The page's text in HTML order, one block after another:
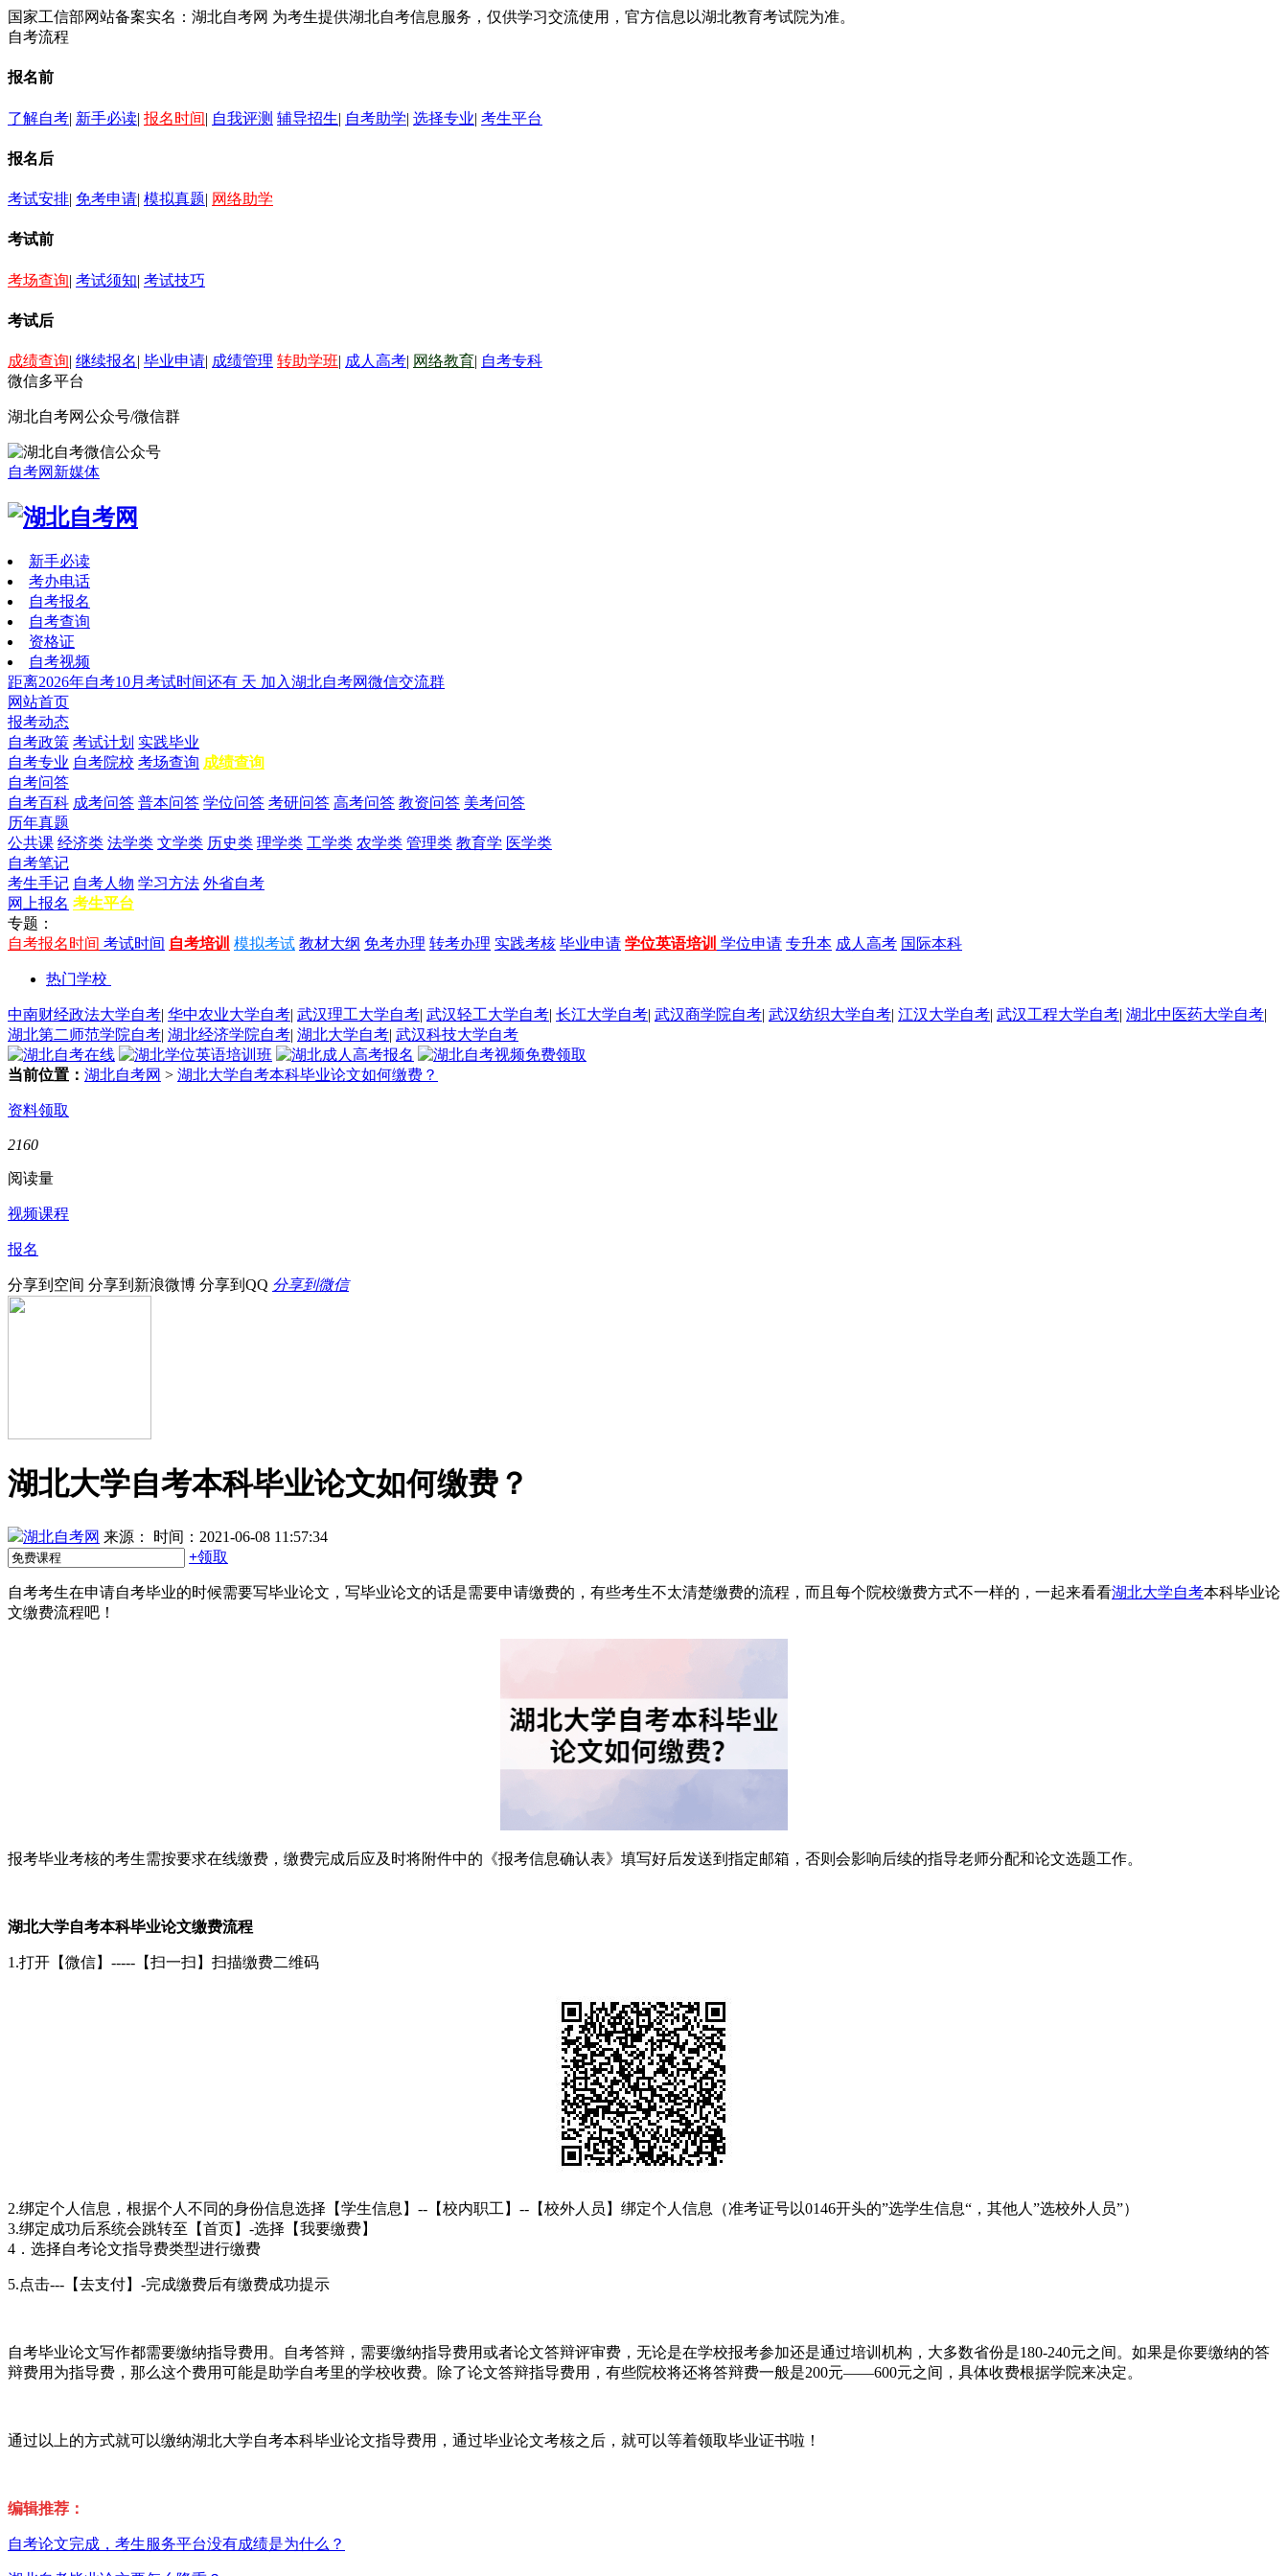
国家工信部网站备案实名：湖北自考网 为考生提供湖北自考信息服务，仅供学习交流使用，官方信息以湖北教育考试院为准。
自考流程
报名前
了解自考| 新手必读| 报名时间| 自我评测 辅导招生| 自考助学| 选择专业| 考生平台
报名后
考试安排| 免考申请| 模拟真题| 网络助学
考试前
考场查询| 考试须知| 考试技巧
考试后
成绩查询| 继续报名| 毕业申请| 成绩管理 转助学班| 成人高考| 网络教育| 自考专科
微信多平台
湖北自考网公众号/微信群
自考网新媒体
新手必读
考办电话
自考报名
自考查询
资格证
自考视频
距离2026年自考10月考试时间还有 天 加入湖北自考网微信交流群
网站首页
报考动态
自考政策 考试计划 实践毕业
自考专业 自考院校 考场查询 成绩查询
自考问答
自考百科 成考问答 普本问答 学位问答 考研问答 高考问答 教资问答 美考问答
历年真题
公共课 经济类 法学类 文学类 历史类 理学类 工学类 农学类 管理类 教育学 医学类
自考笔记
考生手记 自考人物 学习方法 外省自考
网上报名 考生平台
专题：
自考报名时间 考试时间 自考培训 模拟考试 教材大纲 免考办理 转考办理 实践考核 毕业申请 学位英语培训 学位申请 专升本 成人高考 国际本科
热门学校
中南财经政法大学自考| 华中农业大学自考| 武汉理工大学自考| 武汉轻工大学自考| 长江大学自考| 武汉商学院自考| 武汉纺织大学自考| 江汉大学自考| 武汉工程大学自考| 湖北中医药大学自考|
湖北第二师范学院自考| 湖北经济学院自考| 湖北大学自考| 武汉科技大学自考
当前位置： 湖北自考网 > 湖北大学自考本科毕业论文如何缴费？
资料领取
2160
阅读量
视频课程
报名
分享到空间 分享到新浪微博 分享到QQ 分享到微信
湖北大学自考本科毕业论文如何缴费？
湖北自考网 来源：
时间：2021-06-08 11:57:34
+领取
自考考生在申请自考毕业的时候需要写毕业论文，写毕业论文的话是需要申请缴费的，有些考生不太清楚缴费的流程，而且每个院校缴费方式不一样的，一起来看看湖北大学自考本科毕业论
文缴费流程吧！
报考毕业考核的考生需按要求在线缴费，缴费完成后应及时将附件中的《报考信息确认表》填写好后发送到指定邮箱，否则会影响后续的指导老师分配和论文选题工作。
湖北大学自考本科毕业论文缴费流程
1.打开【微信】-----【扫一扫】扫描缴费二维码
2.绑定个人信息，根据个人不同的身份信息选择【学生信息】--【校内职工】--【校外人员】绑定个人信息（准考证号以0146开头的”选学生信息“，其他人”选校外人员”）
3.绑定成功后系统会跳转至【首页】-选择【我要缴费】
4．选择自考论文指导费类型进行缴费
5.点击---【去支付】-完成缴费后有缴费成功提示
自考毕业论文写作都需要缴纳指导费用。自考答辩，需要缴纳指导费用或者论文答辩评审费，无论是在学校报考参加还是通过培训机构，大多数省份是180-240元之间。如果是你要缴纳的答
辩费用为指导费，那么这个费用可能是助学自考里的学校收费。除了论文答辩指导费用，有些院校将还将答辩费一般是200元——600元之间，具体收费根据学院来决定。
通过以上的方式就可以缴纳湖北大学自考本科毕业论文指导费用，通过毕业论文考核之后，就可以等着领取毕业证书啦！
编辑推荐：
自考论文完成，考生服务平台没有成绩是为什么？